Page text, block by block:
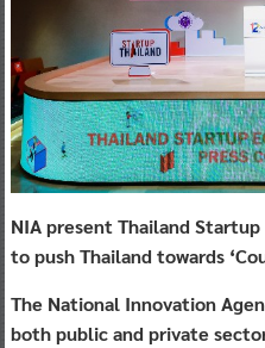
NIA present Thailand
to push Thailand towards
The National Innovation
both public and private